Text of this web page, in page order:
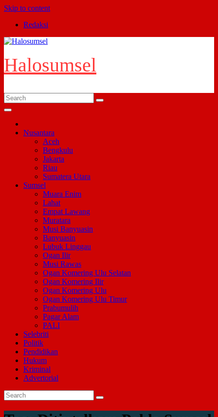
Skip to content
Redaksi
Halosumsel
Nusantara
Aceh
Bengkulu
Jakarta
Riau
Sumatera Utara
Sumsel
Muara Enim
Lahat
Empat Lawang
Muratara
Musi Banyuasin
Banyuasin
Lubuk Linggau
Ogan Ilir
Musi Rawas
Ogan Komering Ulu Selatan
Ogan Komering Ilir
Ogan Komering Ulu
Ogan Komering Ulu Timur
Prabumulih
Pagar Alam
PALI
Selebriti
Politik
Pendidikan
Hukum
Kriminal
Advertorial